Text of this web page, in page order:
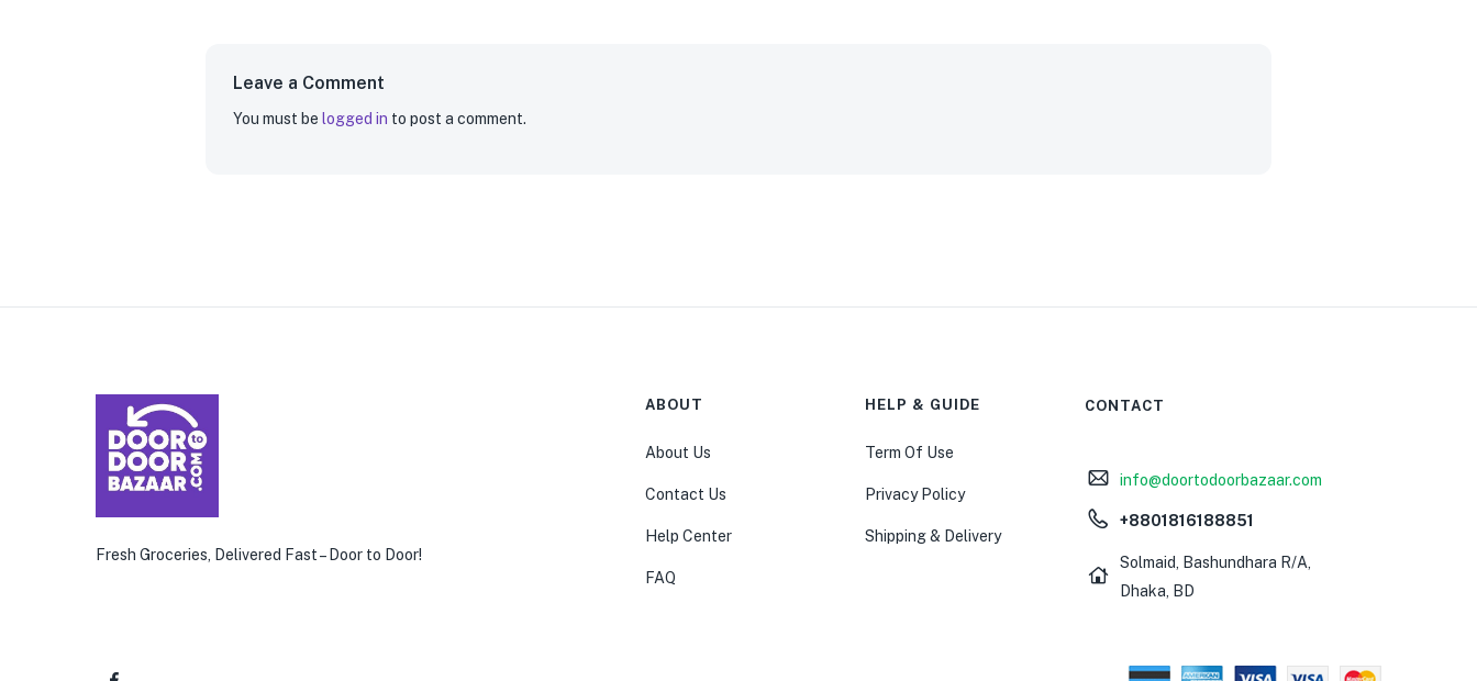
Leave a Comment
You must be logged in to post a comment.
Fresh Groceries, Delivered Fast – Door to Door!
ABOUT
About Us
Contact Us
Help Center
FAQ
HELP & GUIDE
Term Of Use
Privacy Policy
Shipping & Delivery
CONTACT
info@doortodoorbazaar.com
+8801816188851
Solmaid, Bashundhara R/A,
Dhaka, BD